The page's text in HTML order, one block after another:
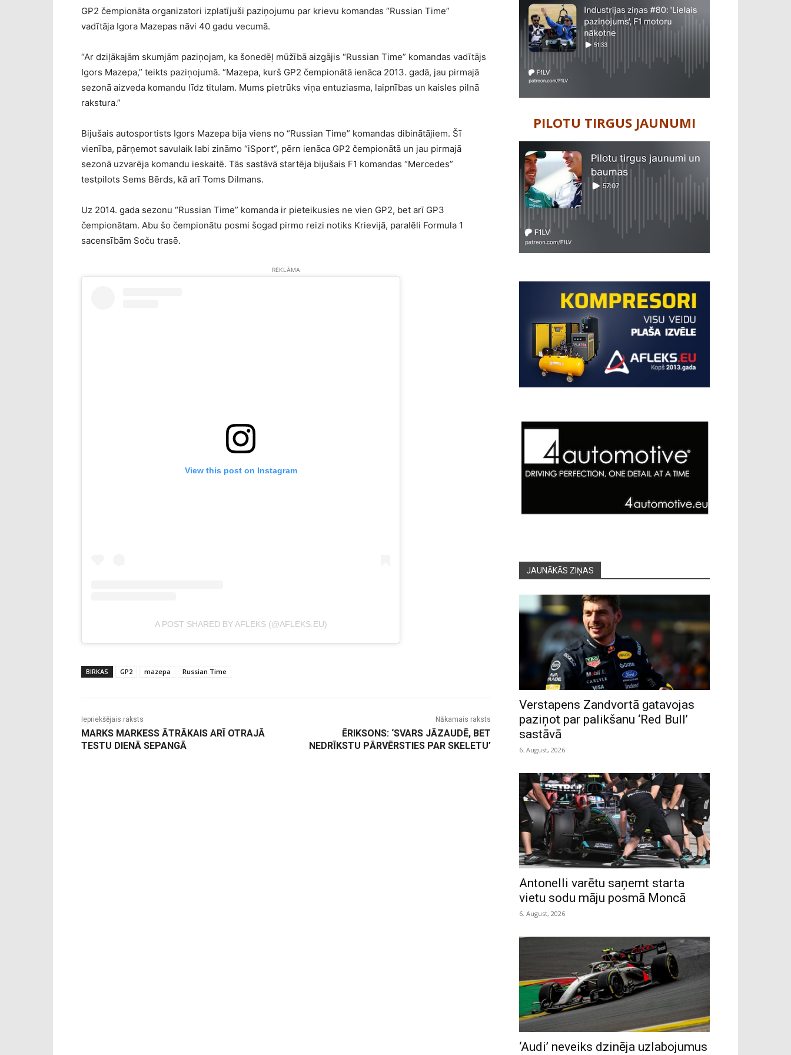
GP2 čempionāta organizatori izplatījuši paziņojumu par krievu komandas “Russian Time”
vadītāja Igora Mazepas nāvi 40 gadu vecumā.
“Ar dziļākajām skumjām paziņojam, ka šonedēļ mūžībā aizgājis “Russian Time” komandas vadītājs
Igors Mazepa,” teikts paziņojumā. “Mazepa, kurš GP2 čempionātā ienāca 2013. gadā, jau pirmajā
sezonā aizveda komandu līdz titulam. Mums pietrūks viņa entuziasma, laipnības un kaisles pilnā
rakstura.”
Bijušais autosportists Igors Mazepa bija viens no “Russian Time” komandas dibinātājiem. Šī
vienība, pārņemot savulaik labi zināmo “iSport”, pērn ienāca GP2 čempionātā un jau pirmajā
sezonā uzvarēja komandu ieskaitē. Tās sastāvā startēja bijušais F1 komandas “Mercedes”
testpilots Sems Bērds, kā arī Toms Dilmans.
Uz 2014. gada sezonu “Russian Time” komanda ir pieteikusies ne vien GP2, bet arī GP3
čempionātam. Abu šo čempionātu posmi šogad pirmo reizi notiks Krievijā, paralēli Formula 1
sacensībām Soču trasē.
REKLĀMA
View this post on Instagram
A POST SHARED BY AFLEKS (@AFLEKS.EU)
BIRKAS GP2 mazepa Russian Time
Iepriekšējais raksts
MARKS MARKESS ĀTRĀKAIS ARĪ OTRAJĀ
TESTU DIENĀ SEPANGĀ
Nākamais raksts
ĒRIKSONS: ‘SVARS JĀZAUDĒ, BET
NEDRĪKSTU PĀRVĒRSTIES PAR SKELETU’
PILOTU TIRGUS JAUNUMI
JAUNĀKĀS ZIŅAS
Verstapens Zandvortā gatavojas
paziņot par palikšanu ‘Red Bull’
sastāvā
6. August, 2026
Antonelli varētu saņemt starta
vietu sodu māju posmā Moncā
6. August, 2026
‘Audi’ neveiks dzinēja uzlabojumus